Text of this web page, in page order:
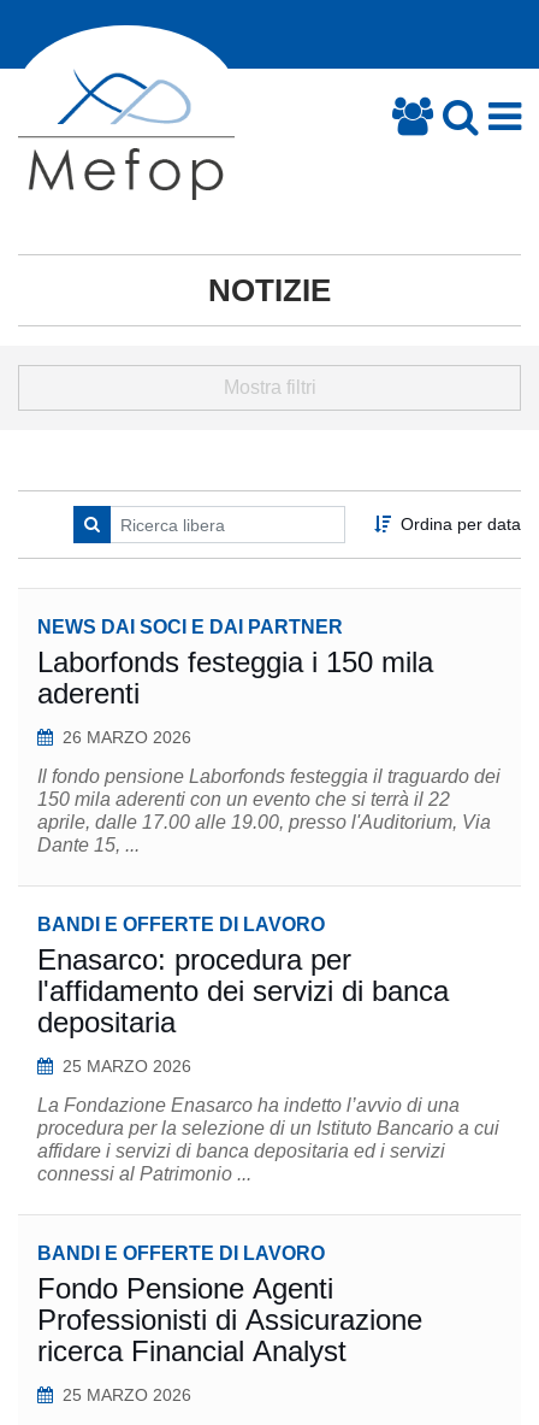
NOTIZIE
Mostra filtri
Ordina per data
NEWS DAI SOCI E DAI PARTNER
Laborfonds festeggia i 150 mila
aderenti
26 MARZO 2026
Il fondo pensione Laborfonds festeggia il traguardo dei
150 mila aderenti con un evento che si terrà il 22
aprile, dalle 17.00 alle 19.00, presso l'Auditorium, Via
Dante 15, ...
BANDI E OFFERTE DI LAVORO
Enasarco: procedura per
l'affidamento dei servizi di banca
depositaria
25 MARZO 2026
La Fondazione Enasarco ha indetto l’avvio di una
procedura per la selezione di un Istituto Bancario a cui
affidare i servizi di banca depositaria ed i servizi
connessi al Patrimonio ...
BANDI E OFFERTE DI LAVORO
Fondo Pensione Agenti
Professionisti di Assicurazione
ricerca Financial Analyst
25 MARZO 2026